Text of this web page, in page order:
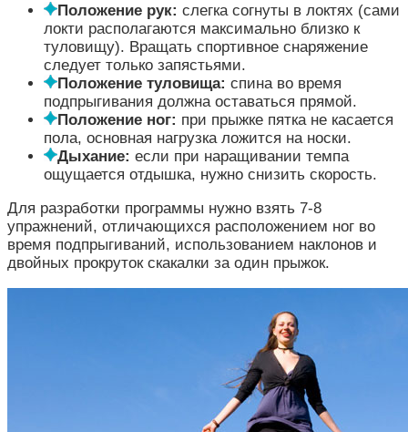
Положение рук: слегка согнуты в локтях (сами
локти располагаются максимально близко к
туловищу). Вращать спортивное снаряжение
следует только запястьями.
Положение туловища: спина во время
подпрыгивания должна оставаться прямой.
Положение ног: при прыжке пятка не касается
пола, основная нагрузка ложится на носки.
Дыхание: если при наращивании темпа
ощущается отдышка, нужно снизить скорость.
Для разработки программы нужно взять 7-8
упражнений, отличающихся расположением ног во
время подпрыгиваний, использованием наклонов и
двойных прокруток скакалки за один прыжок.